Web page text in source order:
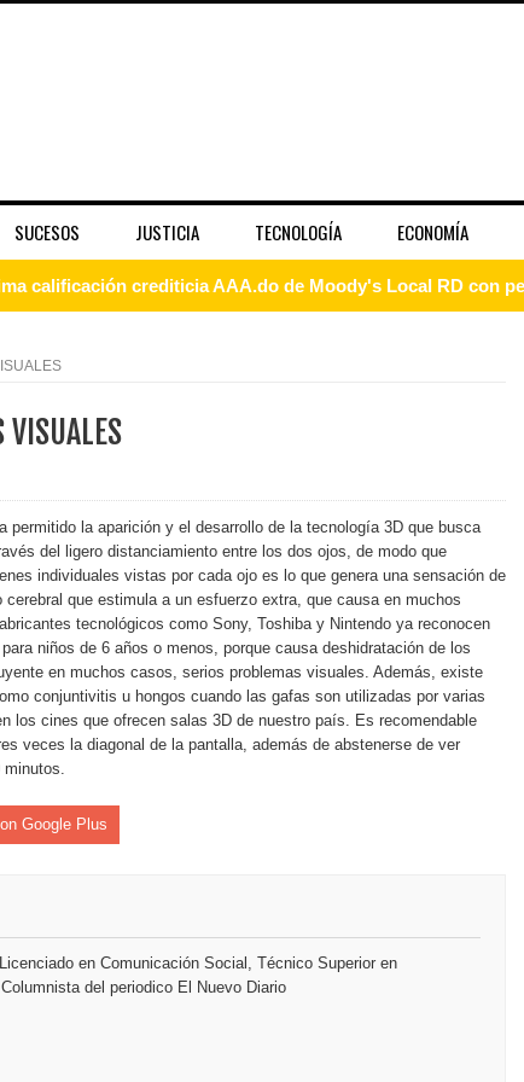
SUCESOS JUSTICIA TECNOLOGÍA ECONOMÍA
que Vencedores” y nos regala el “Canto a la Patria” en
lanzan convocatoria para residencias artísticas en
con una noche de fusiones e invitados de lujo en el Hard
y oportunidades del sistema financiero nacional
por la franquicia dominicana más taquillera del 2025
vicepresidenta ejecutiva de Fiduciaria Reservas
de Oficina Regional Este en La Romana
emprendedoras en la segunda edición del Summit Mujer
artística con nuevo álbum, renovación de su equipo y
al regreso de Pavel Núñez y su “Bipolarband” a Hard Rock
VISUALES
la aparición y el desarrollo de la tecnología 3D que busca
del ligero distanciamiento entre los dos ojos, de modo que
individuales vistas por cada ojo es lo que genera una sensación de
que estimula a un esfuerzo extra, que causa en muchos
tecnológicos como Sony, Toshiba y Nintendo ya reconocen
niños de 6 años o menos, porque causa deshidratación de los
en muchos casos, serios problemas visuales. Además, existe
conjuntivitis u hongos cuando las gafas son utilizadas por varias
los cines que ofrecen salas 3D de nuestro país. Es recomendable
veces la diagonal de la pantalla, además de abstenerse de ver
minutos.
Google Plus
en Comunicación Social, Técnico Superior en
del periodico El Nuevo Diario